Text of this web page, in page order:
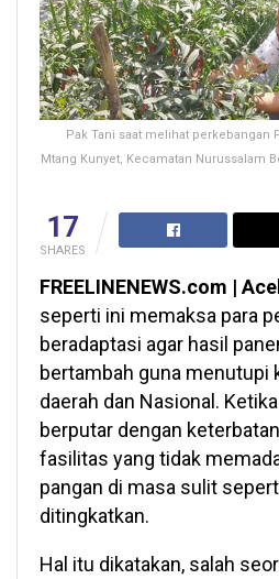
Pak Tani saat melihat perkebangan
Mtang Kunyet, Kecamatan Nurussalam
17
SHARES
FREELINENEWS.com |
seperti ini memaksa para
beradaptasi agar hasil
bertambah guna menutupi
daerah dan Nasional.
berputar dengan
fasilitas yang tidak
pangan di masa sulit
ditingkatkan.
Hal itu dikatakan, salah